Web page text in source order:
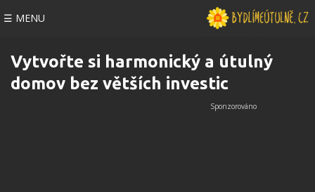
☰ MENU
Vytvořte si harmonický a útulný
domov bez větších investic